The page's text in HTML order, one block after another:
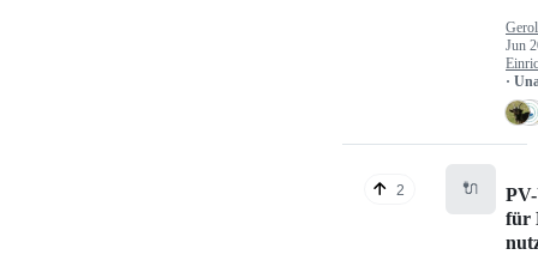
Jun
·
2 🔌
für